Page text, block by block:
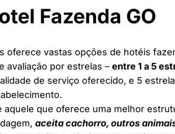
Fazenda GO
oferece vastas opções de hotéis
avaliação por estrelas – entre 1 a 5
de serviço oferecido, e 5
aquele que oferece uma melhor
aceita cachorro, outros